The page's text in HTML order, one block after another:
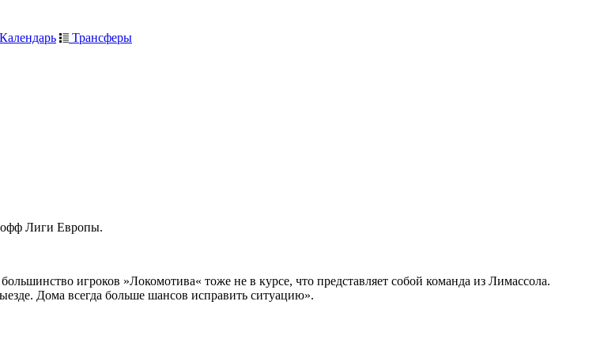
Календарь Трансферы
офф Лиги Европы.
игроков »Локомотива« тоже не в курсе, что представляет собой команда из Лимассола.
Дома всегда больше шансов исправить ситуацию».